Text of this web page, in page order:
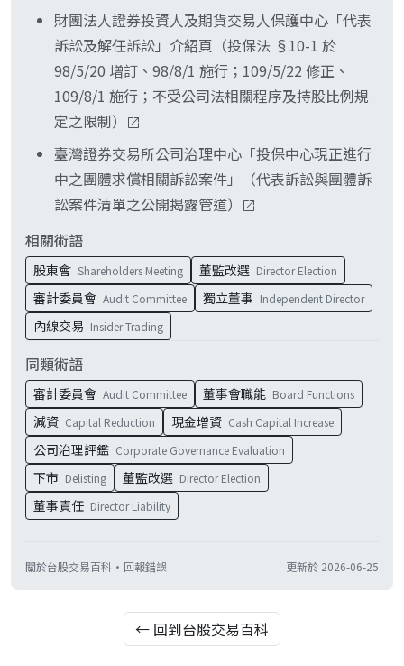
財團法人證券投資人及期貨交易人保護中心「代表
訴訟及解任訴訟」介紹頁（投保法 §10-1 於
98/5/20 增訂、98/8/1 施行；109/5/22 修正、
109/8/1 施行；不受公司法相關程序及持股比例規
定之限制）
臺灣證券交易所公司治理中心「投保中心現正進行
中之團體求償相關訴訟案件」（代表訴訟與團體訴
訟案件清單之公開揭露管道）
相關術語
股東會 Shareholders Meeting 董監改選 Director Election
審計委員會 Audit Committee 獨立董事 Independent Director
內線交易 Insider Trading
同類術語
審計委員會 Audit Committee 董事會職能 Board Functions
減資 Capital Reduction 現金增資 Cash Capital Increase
公司治理評鑑 Corporate Governance Evaluation
下市 Delisting 董監改選 Director Election
董事責任 Director Liability
關於台股交易百科 · 回報錯誤 更新於 2026-06-25
← 回到台股交易百科